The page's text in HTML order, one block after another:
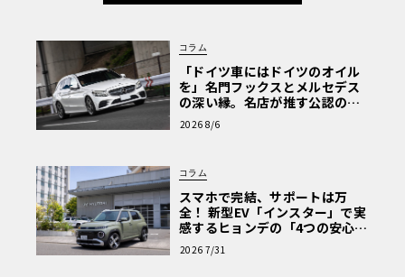
コラム
「ドイツ車にはドイツのオイル
を」名門フックスとメルセデス
の深い縁。名店が推す公認の安
心と、Cクラスで味わうシルキー
な走り〈PR〉
2026 8/6
コラム
スマホで完結、サポートは万
全！ 新型EV「インスター」で実
感するヒョンデの「4つの安心」
【第1回・ヒョンデ6つの疑問：
Why? Hyundai?】〈PR〉
2026 7/31